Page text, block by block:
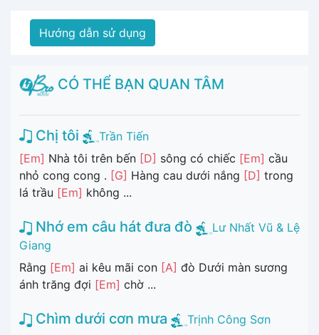
Hướng dẫn sử dụng
CÓ THỂ BẠN QUAN TÂM
Chị tôi
Trần Tiến
[Em] Nhà tôi trên bến [D] sông có chiếc [Em] cầu
nhỏ cong cong . [G] Hàng cau dưới nắng [D] trong
lá trầu [Em] không ...
Nhớ em câu hát đưa đò
Lư Nhất Vũ & Lệ
Giang
Rằng [Em] ai kêu mãi con [A] đò Dưới màn sương
ánh trăng đợi [Em] chờ ...
Chìm dưới cơn mưa
Trịnh Công Sơn